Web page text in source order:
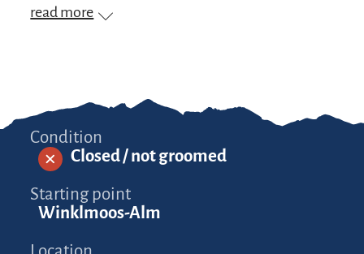
read more
Condition
Closed / not groomed
Starting point
Winklmoos-Alm